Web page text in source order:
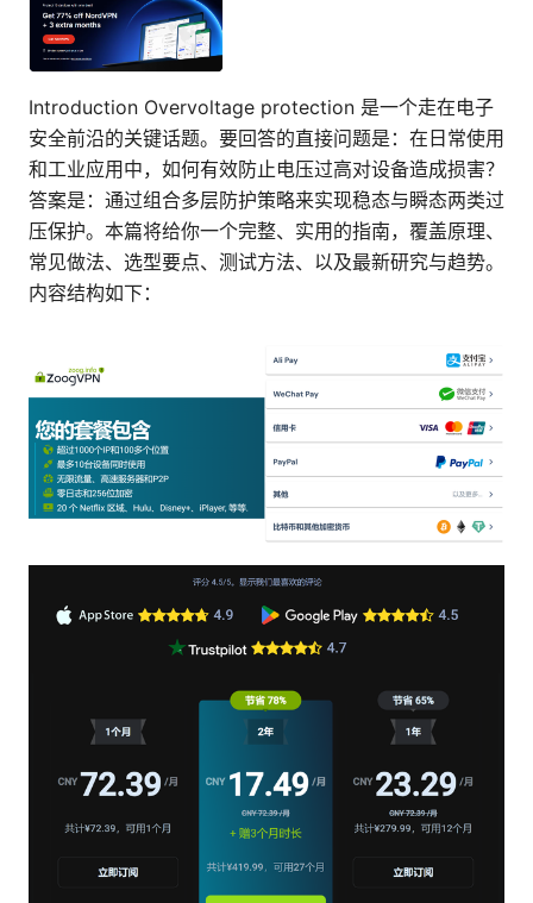
Introduction Overvoltage protection 是一个走在电子
安全前沿的关键话题。要回答的直接问题是：在日常使用
和工业应用中，如何有效防止电压过高对设备造成损害？
答案是：通过组合多层防护策略来实现稳态与瞬态两类过
压保护。本篇将给你一个完整、实用的指南，覆盖原理、
常见做法、选型要点、测试方法、以及最新研究与趋势。
内容结构如下：